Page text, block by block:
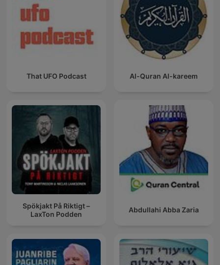
That UFO Podcast Al-Quran Al-kareem
Spökjakt På Riktigt –
LaxTon Podden
Abdullahi Abba Zaria